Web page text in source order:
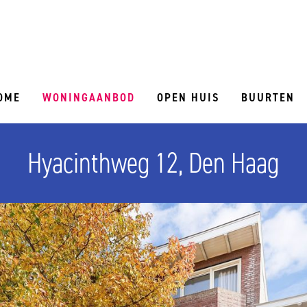
WONINGAANBOD OPEN HUIS BUURTEN
Hyacinthweg 12, Den Haag